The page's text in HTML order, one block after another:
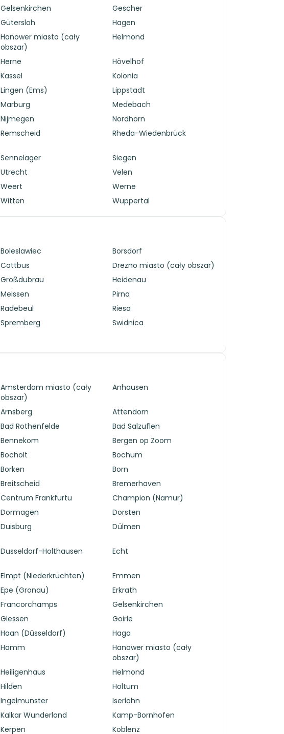
Gelsenkirchen
Gescher
Gütersloh
Hagen
Hanower miasto (cały
obszar)
Helmond
Herne
Hövelhof
Kassel
Kolonia
Lingen (Ems)
Lippstadt
Marburg
Medebach
Nijmegen
Nordhorn
Remscheid Rheda-Wiedenbrück
Sennelager
Siegen
Utrecht
Velen
Weert
Werne
Witten Wuppertal
Boleslawiec
Borsdorf
Cottbus
Drezno miasto (cały obszar)
Großdubrau
Heidenau
Meissen
Pirna
Radebeul
Riesa
Spremberg
Swidnica
Amsterdam miasto (cały
obszar)
Anhausen
Arnsberg
Attendorn
Bad Rothenfelde
Bad Salzuflen
Bennekom
Bergen op Zoom
Bocholt
Bochum
Borken
Born
Breitscheid
Bremerhaven
Centrum Frankfurtu
Champion (Namur)
Dormagen
Dorsten
Duisburg Dülmen
Dusseldorf-Holthausen Echt
Elmpt (Niederkrüchten)
Emmen
Epe (Gronau)
Erkrath
Francorchamps
Gelsenkirchen
Glessen
Goirle
Haan (Düsseldorf)
Haga
Hamm
Hanower miasto (cały
obszar)
Heiligenhaus
Helmond
Hilden
Holtum
Ingelmunster
Iserlohn
Kalkar Wunderland
Kamp-Bornhofen
Kerpen Koblenz